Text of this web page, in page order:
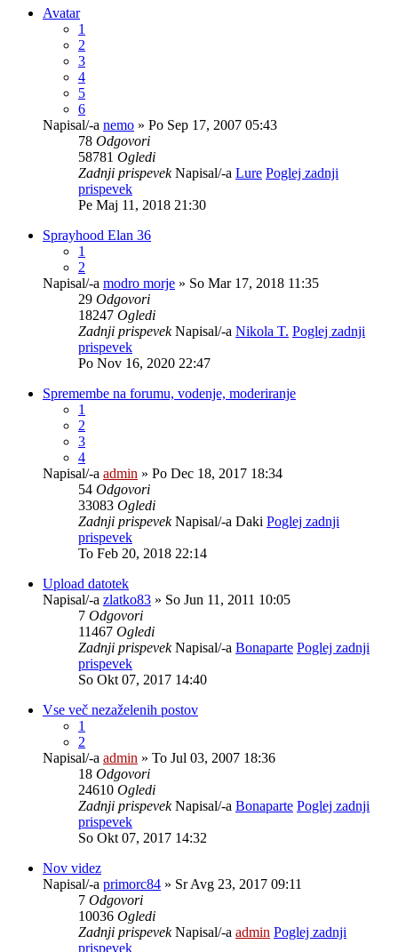
Avatar
1
2
3
4
5
6
Napisal/-a nemo » Po Sep 17, 2007 05:43
78 Odgovori
58781 Ogledi
Zadnji prispevekNapisal/-a Lure Poglej zadnji
prispevek
Pe Maj 11, 2018 21:30
Sprayhood Elan 36
1
2
Napisal/-a modro morje » So Mar 17, 2018 11:35
29 Odgovori
18247 Ogledi
Zadnji prispevekNapisal/-a Nikola T. Poglej zadnji
prispevek
Po Nov 16, 2020 22:47
Spremembe na forumu, vodenje, moderiranje
1
2
3
4
Napisal/-a admin » Po Dec 18, 2017 18:34
54 Odgovori
33083 Ogledi
Zadnji prispevekNapisal/-a Daki Poglej zadnji
prispevek
To Feb 20, 2018 22:14
Upload datotek
Napisal/-a zlatko83 » So Jun 11, 2011 10:05
7 Odgovori
11467 Ogledi
Zadnji prispevekNapisal/-a Bonaparte Poglej zadnji
prispevek
So Okt 07, 2017 14:40
Vse več nezaželenih postov
1
2
Napisal/-a admin » To Jul 03, 2007 18:36
18 Odgovori
24610 Ogledi
Zadnji prispevekNapisal/-a Bonaparte Poglej zadnji
prispevek
So Okt 07, 2017 14:32
Nov videz
Napisal/-a primorc84 » Sr Avg 23, 2017 09:11
7 Odgovori
10036 Ogledi
Zadnji prispevekNapisal/-a admin Poglej zadnji
prispevek